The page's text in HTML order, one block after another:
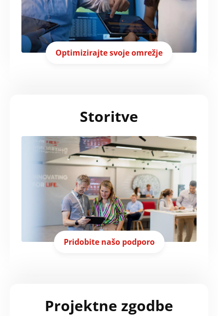
Optimizirajte svoje omrežje
Storitve
Pridobite našo podporo
Projektne zgodbe